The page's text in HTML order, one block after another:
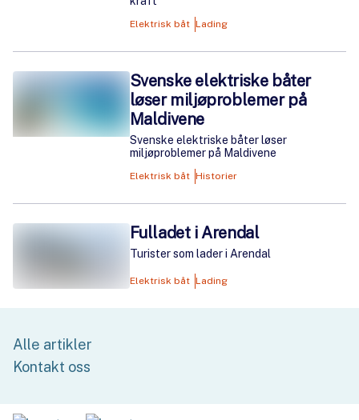
Elektrisk båt Lading
Svenske elektriske båter
løser miljøproblemer på
Maldivene
Svenske elektriske båter løser
miljøproblemer på Maldivene
Elektrisk båt Historier
Fulladet i Arendal
Turister som lader i Arendal
Elektrisk båt Lading
Alle artikler
Kontakt oss